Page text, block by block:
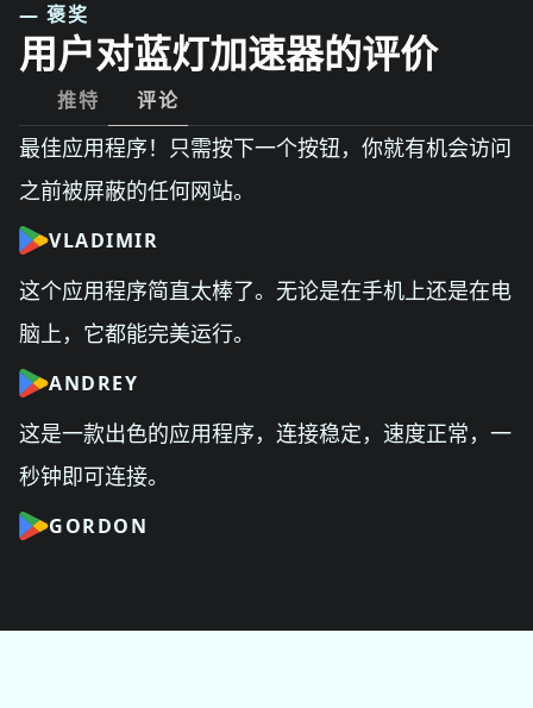
— 褒奖
用户对蓝灯加速器的评价
推特 评论
最佳应用程序！只需按下一个按钮，你就有机会访问
之前被屏蔽的任何网站。
VLADIMIR
这个应用程序简直太棒了。无论是在手机上还是在电
脑上，它都能完美运行。
ANDREY
这是一款出色的应用程序，连接稳定，速度正常，一
秒钟即可连接。
GORDON